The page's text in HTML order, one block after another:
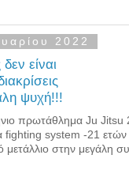
2022
είναι
ψυχή!!!
πρωτάθλημα Ju Jitsu
fighting system -21 ετών
μετάλλιο στην μεγάλη